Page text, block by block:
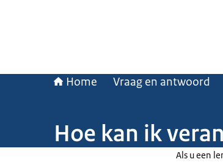
Home Vraag en antwoord
Hoe kan ik
Als u een